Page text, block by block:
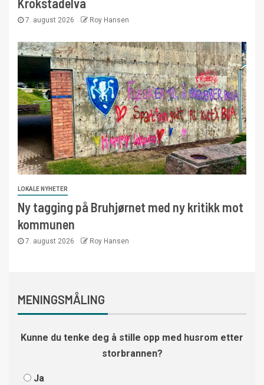
7. august 2026 Roy Hansen
LOKALE NYHETER
Ny tagging på Bruhjørnet med ny kritikk mot
kommunen
7. august 2026 Roy Hansen
MENINGSMÅLING
Kunne du tenke deg å stille opp med husrom etter
storbrannen?
Ja